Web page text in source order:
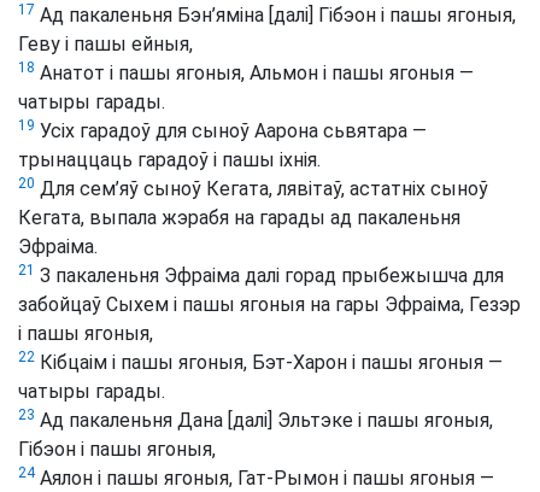
17 Ад пакаленьня Бэн’яміна [далі] Гібэон і пашы ягоныя,
Геву і пашы ейныя,
18 Анатот і пашы ягоныя, Альмон і пашы ягоныя —
чатыры гарады.
19 Усіх гарадоў для сыноў Аарона сьвятара —
трынаццаць гарадоў і пашы іхнія.
20 Для сем’яў сыноў Кегата, лявітаў, астатніх сыноў
Кегата, выпала жэрабя на гарады ад пакаленьня
Эфраіма.
21 З пакаленьня Эфраіма далі горад прыбежышча для
забойцаў Сыхем і пашы ягоныя на гары Эфраіма, Гезэр
і пашы ягоныя,
22 Кібцаім і пашы ягоныя, Бэт-Харон і пашы ягоныя —
чатыры гарады.
23 Ад пакаленьня Дана [далі] Эльтэке і пашы ягоныя,
Гібэон і пашы ягоныя,
24Аялон і пашы ягоныя, Гат-Рымон і пашы ягоныя —